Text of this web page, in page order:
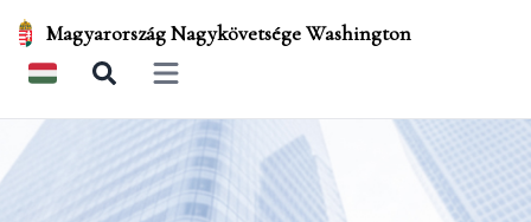
Magyarország Nagykövetsége Washington
Open main menu